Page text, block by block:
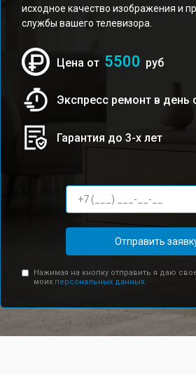
исходное качество изображения и
службы вашего телевизора.
Цена от 5500 руб
Экспресс ремонт в день
Гарантия до 3-х лет
Отправить
Нажимая на кнопку отправить я даю
моих персональных данных.